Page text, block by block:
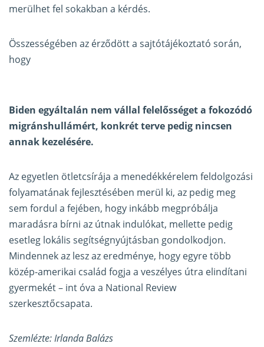
merülhet fel sokakban a kérdés.
Összességében az érződött a sajtótájékoztató során,
hogy
Biden egyáltalán nem vállal felelősséget a fokozódó
migránshullámért, konkrét terve pedig nincsen
annak kezelésére.
Az egyetlen ötletcsírája a menedékkérelem feldolgozási
folyamatának fejlesztésében merül ki, az pedig meg
sem fordul a fejében, hogy inkább megpróbálja
maradásra bírni az útnak indulókat, mellette pedig
esetleg lokális segítségnyújtásban gondolkodjon.
Mindennek az lesz az eredménye, hogy egyre több
közép-amerikai család fogja a veszélyes útra elindítani
gyermekét – int óva a National Review
szerkesztőcsapata.
Szemlézte: Irlanda Balázs